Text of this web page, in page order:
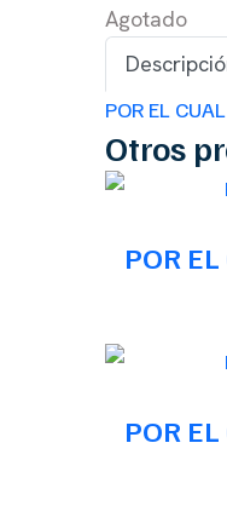
Agotado
POR EL
Otros
POR
POR